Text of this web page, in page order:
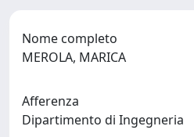
Nome completo
MEROLA, MARICA
Afferenza
Dipartimento di Ingegneria